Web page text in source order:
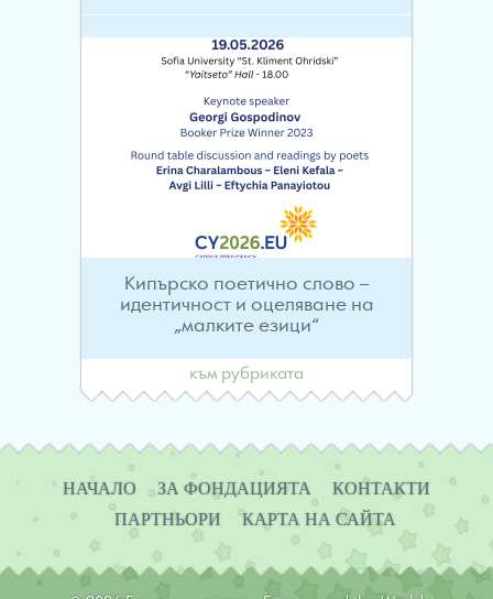
Кипърско поетично слово –
идентичност и оцеляване на
„малките езици“
към рубриката
Навигация
НАЧАЛО ЗА ФОНДАЦИЯТА
КОНТАКТИ
ПАРТНЬОРИ
КАРТА НА САЙТА